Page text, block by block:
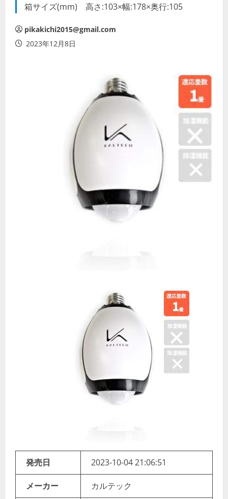
箱サイズ(mm) 高さ:103×幅:178×奥行:105
pikakichi2015@gmail.com
2023年12月8日
発売日 2023-10-04 21:06:51
メーカー カルテック